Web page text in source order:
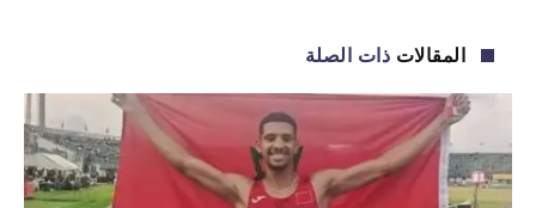
المقالات ذات الصلة